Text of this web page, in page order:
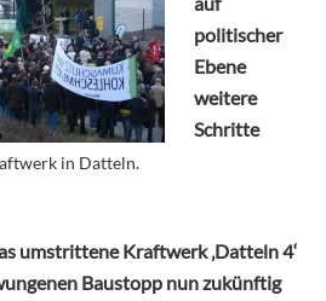
in Datteln.
politischer
Ebene
weitere
Schritte
umstrittene Kraftwerk ‚Datteln 4‘
Baustopp nun zukünftig